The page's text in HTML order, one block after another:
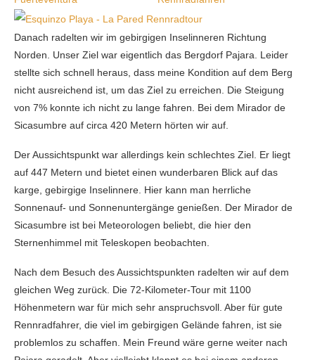
Danach radelten wir im gebirgigen Inselinneren Richtung
Norden. Unser Ziel war eigentlich das Bergdorf Pajara. Leider
stellte sich schnell heraus, dass meine Kondition auf dem Berg
nicht ausreichend ist, um das Ziel zu erreichen. Die Steigung
von 7% konnte ich nicht zu lange fahren. Bei dem Mirador de
Sicasumbre auf circa 420 Metern hörten wir auf.
Der Aussichtspunkt war allerdings kein schlechtes Ziel. Er liegt
auf 447 Metern und bietet einen wunderbaren Blick auf das
karge, gebirgige Inselinnere. Hier kann man herrliche
Sonnenauf- und Sonnenuntergänge genießen. Der Mirador de
Sicasumbre ist bei Meteorologen beliebt, die hier den
Sternenhimmel mit Teleskopen beobachten.
Nach dem Besuch des Aussichtspunkten radelten wir auf dem
gleichen Weg zurück. Die 72-Kilometer-Tour mit 1100
Höhenmetern war für mich sehr anspruchsvoll. Aber für gute
Rennradfahrer, die viel im gebirgigen Gelände fahren, ist sie
problemlos zu schaffen. Mein Freund wäre gerne weiter nach